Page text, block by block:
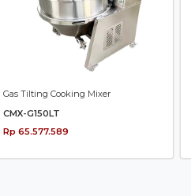
Gas Tilting Cooking Mixer
CMX-G150LT
Rp 65.577.589